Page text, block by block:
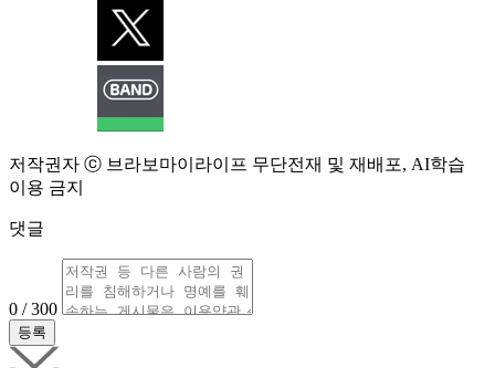
저작권자 ⓒ 브라보마이라이프 무단전재 및 재배포, AI학습
이용 금지
댓글
0 / 300